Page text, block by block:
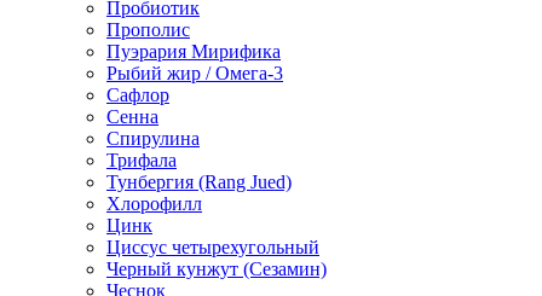
Пробиотик
Прополис
Пуэрария Мирифика
Рыбий жир / Омега-3
Сафлор
Сенна
Спирулина
Трифала
Тунбергия (Rang Jued)
Хлорофилл
Цинк
Циссус четырехугольный
Черный кунжут (Сезамин)
Чеснок